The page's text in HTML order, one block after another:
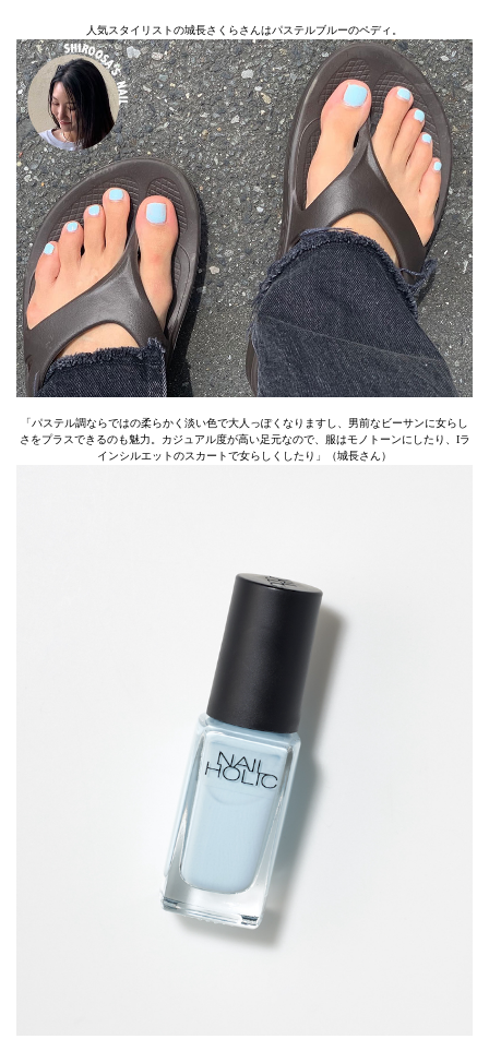
人気スタイリストの城長さくらさんはパステルブルーのペディ。
「パステル調ならではの柔らかく淡い色で大人っぽくなりますし、男前なビーサンに女らし
さをプラスできるのも魅力。カジュアル度が高い足元なので、服はモノトーンにしたり、Iラ
インシルエットのスカートで女らしくしたり」（城長さん）